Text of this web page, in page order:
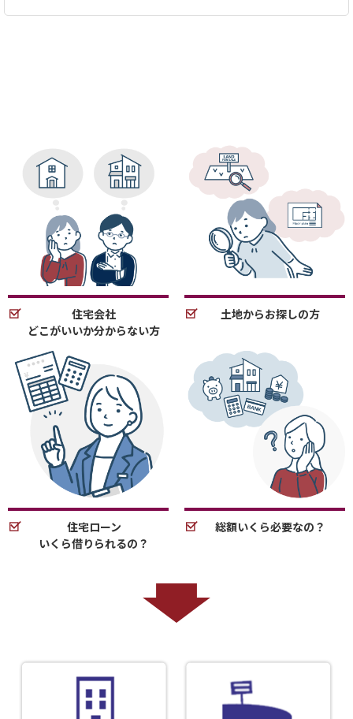
住宅会社
どこがいいか分からない方
土地からお探しの方
住宅ローン
いくら借りられるの？
総額いくら必要なの？